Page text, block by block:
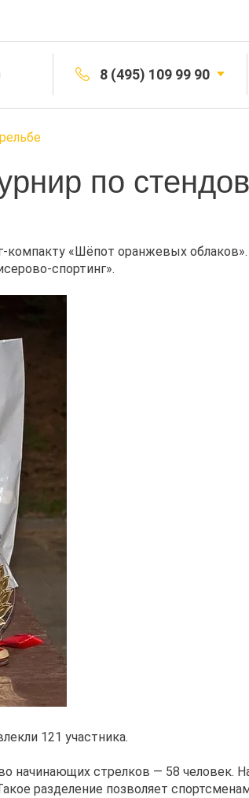
8 (495) 109 99 90
по
«Шёпот оранжевых
спортинг».
121 участника.
стрелков — 58 человек.
разделение позволяет